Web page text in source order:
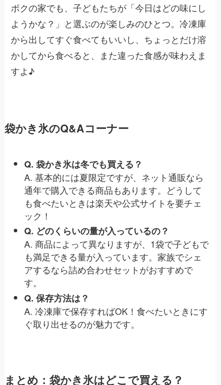
ボクの家でも、子どもたちが「今日はどの味にし
ようかな？」と選ぶのが楽しみのひとつ。冷凍庫
から出してすぐ食べてもいいし、ちょっとだけ溶
かしてから食べると、また違った食感が味わえま
すよ♪
袋かき氷のQ&Aコーナー
Q. 袋かき氷は冬でも買える？
A. 基本的には夏限定ですが、ネット通販なら
通年で購入できる商品もあります。どうして
も食べたいときは楽天や公式サイトを要チェ
ック！
Q. どのくらいの量が入っているの？
A. 商品によって異なりますが、1袋で子どもで
も満足できる量が入っています。家族でシェ
アするなら詰め合わせセットがおすすめで
す。
Q. 保存方法は？
A. 冷凍庫で保存すればOK！食べたいときにす
ぐ取り出せるのが魅力です。
まとめ：袋かき氷はどこで買える？